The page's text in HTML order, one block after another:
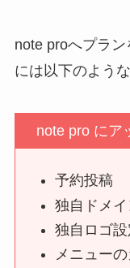
note proへプラ
には以下のよう
note pro にア
予約投稿
独自ドメ
独自ロゴ設
メニュー